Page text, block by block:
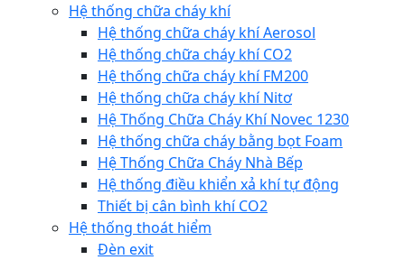
Hệ thống chữa cháy khí
Hệ thống chữa cháy khí Aerosol
Hệ thống chữa cháy khí CO2
Hệ thống chữa cháy khí FM200
Hệ thống chữa cháy khí Nitơ
Hệ Thống Chữa Cháy Khí Novec 1230
Hệ thống chữa cháy bằng bọt Foam
Hệ Thống Chữa Cháy Nhà Bếp
Hệ thống điều khiển xả khí tự động
Thiết bị cân bình khí CO2
Hệ thống thoát hiểm
Đèn exit